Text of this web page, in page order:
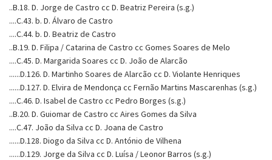
..B.18. D. Jorge de Castro cc D. Beatriz Pereira (s.g.)
....C.43. b. D. Álvaro de Castro
....C.44. b. D. Beatriz de Castro
..B.19. D. Filipa / Catarina de Castro cc Gomes Soares de Melo
....C.45. D. Margarida Soares cc D. João de Alarcão
......D.126. D. Martinho Soares de Alarcão cc D. Violante Henriques
......D.127. D. Elvira de Mendonça cc Fernão Martins Mascarenhas (s.g.)
....C.46. D. Isabel de Castro cc Pedro Borges (s.g.)
..B.20. D. Guiomar de Castro cc Aires Gomes da Silva
....C.47. João da Silva cc D. Joana de Castro
......D.128. Diogo da Silva cc D. António de Vilhena
......D.129. Jorge da Silva cc D. Luísa / Leonor Barros (s.g.)